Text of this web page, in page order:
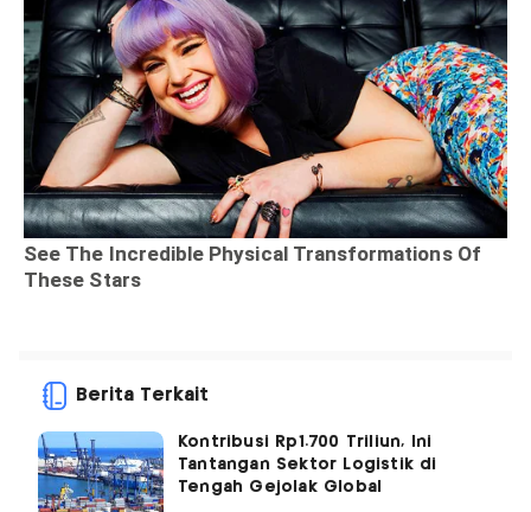
Berita Terkait
Kontribusi Rp1.700 Triliun, Ini
Tantangan Sektor Logistik di
Tengah Gejolak Global